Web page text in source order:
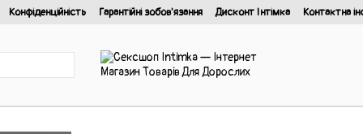
Конфіденційність Гарантійні зобов'язання Дисконт Інтімка Контактна